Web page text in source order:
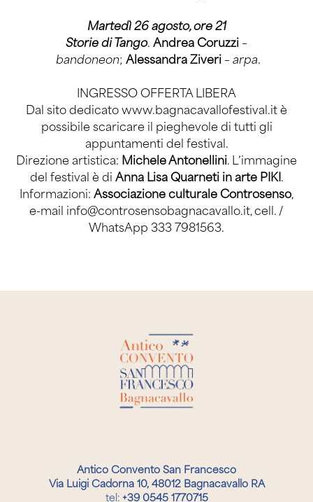
Martedì 26 agosto, ore 21
Storie di Tango. Andrea Coruzzi –
bandoneon; Alessandra Ziveri – arpa.
INGRESSO OFFERTA LIBERA
Dal sito dedicatowww.bagnacavallofestival.itè
possibile scaricare il pieghevole di tutti gli
appuntamenti del festival.
Direzione artistica: Michele Antonellini. L’immagine
del festival è di Anna Lisa Quarneti in arte PIKI.
Informazioni: Associazione culturale Controsenso,
e-mail info@controsensobagnacavallo.it, cell. /
WhatsApp 333 7981563.
Antico Convento San Francesco
Via Luigi Cadorna 10, 48012 Bagnacavallo RA
tel: +39 0545 1770715